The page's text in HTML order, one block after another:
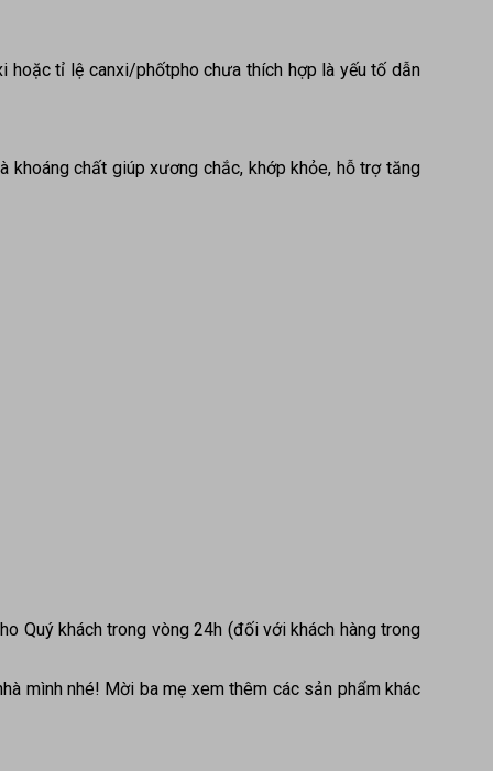
hoặc tỉ lệ canxi/phốtpho chưa thích hợp là yếu tố dẫn
khoáng chất giúp xương chắc, khớp khỏe, hỗ trợ tăng
Quý khách trong vòng 24h (đối với khách hàng trong
mình nhé! Mời ba mẹ xem thêm các sản phẩm khác